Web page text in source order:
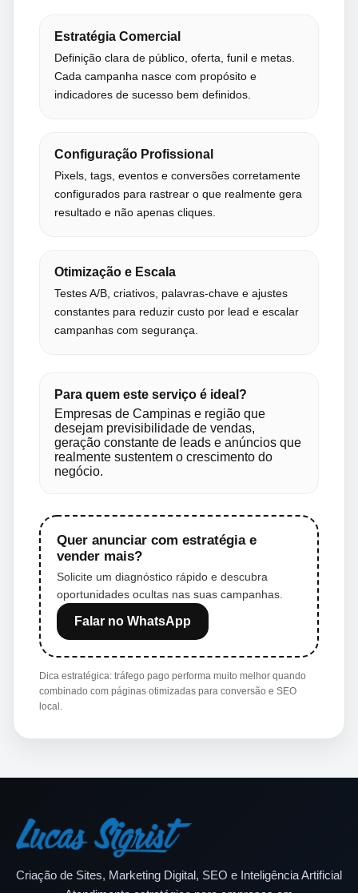
Estratégia Comercial
Definição clara de público, oferta, funil e metas.
Cada campanha nasce com propósito e
indicadores de sucesso bem definidos.
Configuração Profissional
Pixels, tags, eventos e conversões corretamente
configurados para rastrear o que realmente gera
resultado e não apenas cliques.
Otimização e Escala
Testes A/B, criativos, palavras-chave e ajustes
constantes para reduzir custo por lead e escalar
campanhas com segurança.
Para quem este serviço é ideal?
Empresas de Campinas e região que
desejam previsibilidade de vendas,
geração constante de leads e anúncios que
realmente sustentem o crescimento do
negócio.
Quer anunciar com estratégia e
vender mais?
Solicite um diagnóstico rápido e descubra
oportunidades ocultas nas suas campanhas.
Falar no WhatsApp
Dica estratégica: tráfego pago performa muito melhor quando
combinado com páginas otimizadas para conversão e SEO
local.
Criação de Sites, Marketing Digital, SEO e Inteligência Artificial